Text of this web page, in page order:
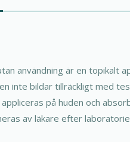
användning är en topikalt
inte bildar tillräckligt med
på huden och
av läkare efter